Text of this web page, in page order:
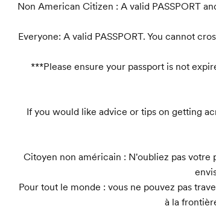
Non American Citizen : A valid PASSPORT
Everyone: A valid PASSPORT. You cannot
***Please ensure your passport is not
If you would like advice or tips on getting
Citoyen non américain : N'oubliez pas votre
Pour tout le monde : vous ne pouvez pas
à la